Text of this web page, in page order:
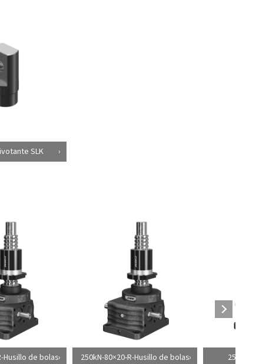
SLK
Husillo de bolas 250kN-80×20-R-Husillo de bolas 250kN-